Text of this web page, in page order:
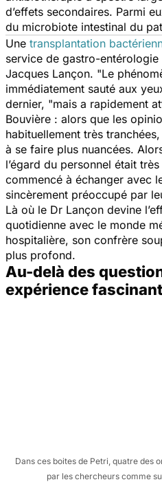
d’effets secondaires. Parmi
du microbiote intestinal du
Une transplantation
service de gastro-
Jacques Lançon. "Le
immédiatement sauté aux
dernier, "mais a rapidement
Bouvière : alors que les
habituellement très
à se faire plus nuancées.
l’égard du personnel était
commencé à échanger avec
sincèrement préoccupé par
Là où le Dr Lançon devine
quotidienne avec le monde
hospitalière, son confrère
plus profond.
Au-delà des
expérience
Dans ces boites de Petri, quatre des
par les chercheurs comme